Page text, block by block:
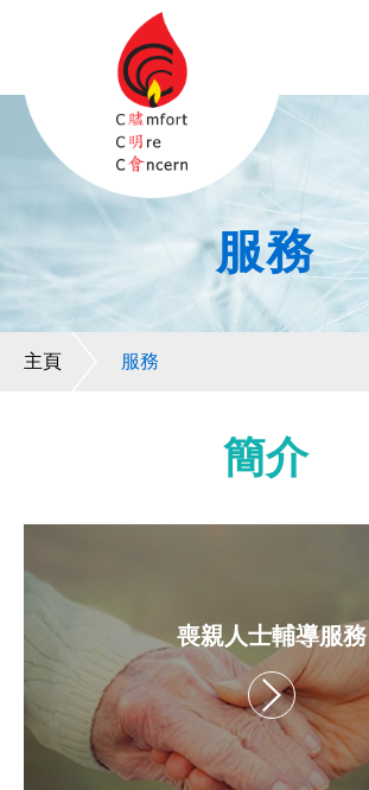
服務
主頁 服務
簡介
喪親人士輔導服務